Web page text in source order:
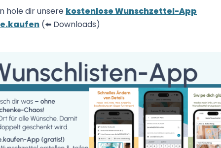
hole dir unsere kostenlose Wunschzettel-App
(⬅️ Downloads)